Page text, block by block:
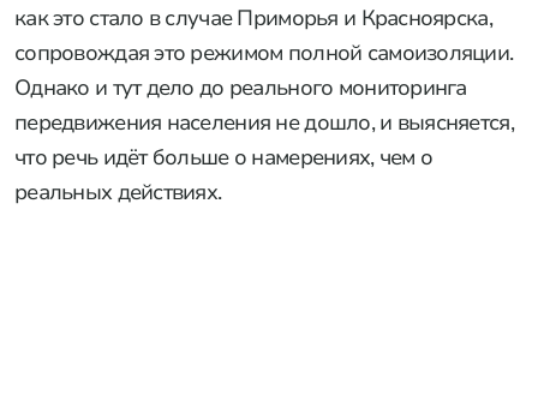
как это стало в случае Приморья и Красноярска,
сопровождая это режимом полной самоизоляции.
Однако и тут дело до реального мониторинга
передвижения населения не дошло, и выясняется,
что речь идёт больше о намерениях, чем о
реальных действиях.